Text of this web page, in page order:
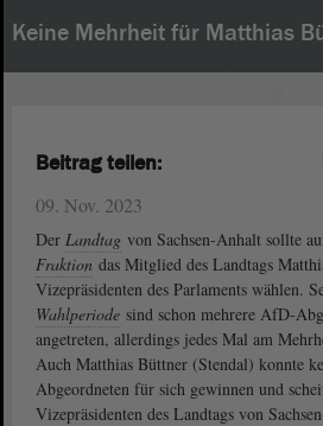
Keine Mehrheit für Matthias
09. Nov. 2023
Der Landtag von Sachsen-Anhalt sollte
Fraktion das Mitglied des Landtags
Vizepräsidenten des Parlaments wählen.
Wahlperiode sind schon mehrere AfD-
angetreten, allerdings jedes Mal am
Auch Matthias Büttner (Stendal) konnte
Abgeordneten für sich gewinnen und
Vizepräsidenten des Landtags von
Beitrag teilen: